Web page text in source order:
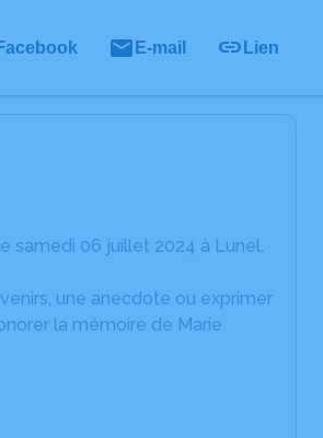
E-mail Lien
samedi 06 juillet 2024 à Lunel.
une anecdote ou exprimer
la mémoire de Marie